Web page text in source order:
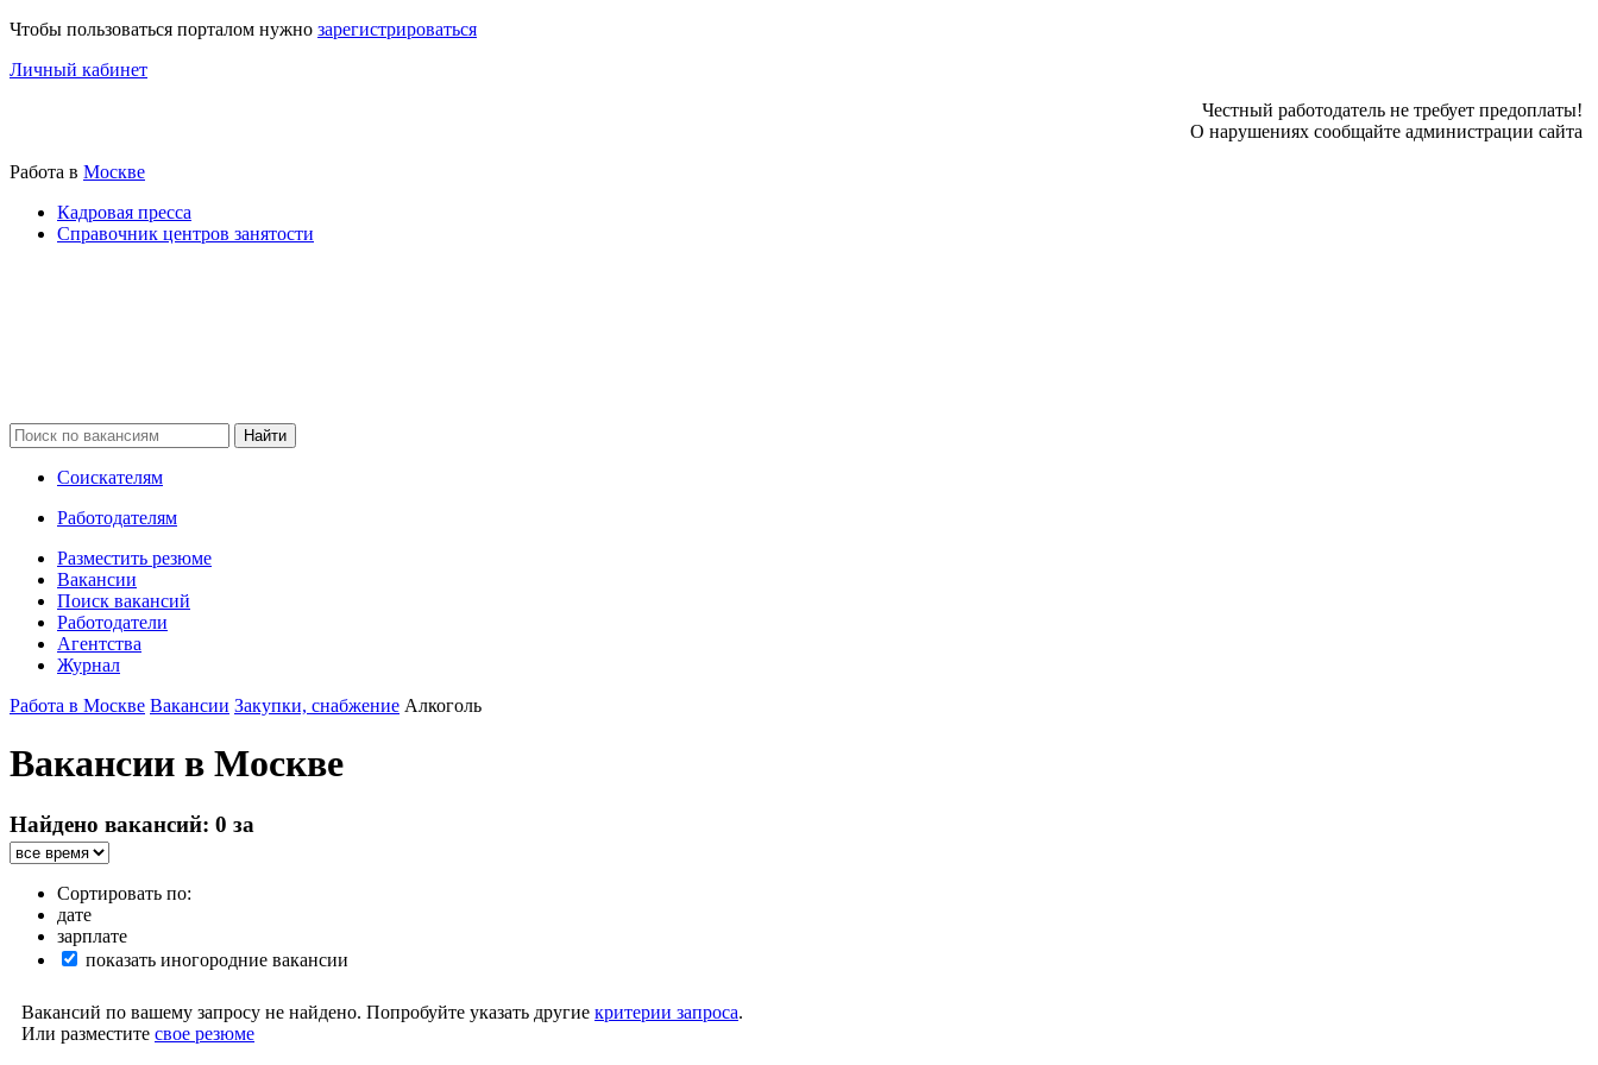
Чтобы пользоваться порталом нужно зарегистрироваться
Личный кабинет
Честный работодатель не требует предоплаты!
О нарушениях сообщайте администрации сайта
Работа в Москве
Кадровая пресса
Справочник центров занятости
Соискателям
Работодателям
Разместить резюме
Вакансии
Поиск вакансий
Работодатели
Агентства
Журнал
Работа в Москве Вакансии Закупки, снабжение Алкоголь
Вакансии в Москве
Найдено вакансий: 0 за
Сортировать по:
дате
зарплате
показать иногородние вакансии
Вакансий по вашему запросу не найдено. Попробуйте указать другие критерии запроса.
Или разместите свое резюме